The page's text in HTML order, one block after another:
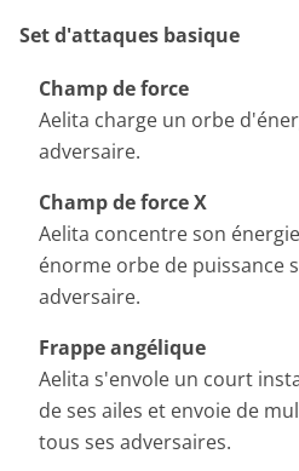
Set d'attaques basique
Champ de force
Aelita charge un orbe
adversaire.
Champ de force X
Aelita concentre son
énorme orbe de puissance
adversaire.
Frappe angélique
Aelita s'envole un court
de ses ailes et envoie de
tous ses adversaires.